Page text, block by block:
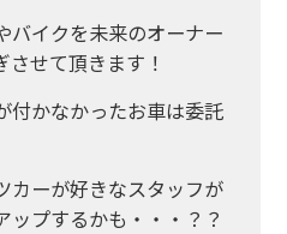
バイクを未来のオーナー
せて頂きます！
付かなかったお車は委託
カーが好きなスタッフが
プするかも・・・？？